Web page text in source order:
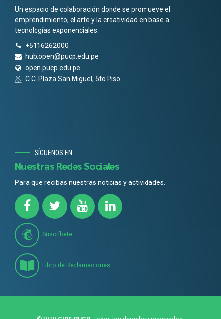
Un espacio de colaboración donde se promueve el
emprendimiento, el arte y la creatividad en base a
tecnologías exponenciales.
+5116262000
hub.open@pucp.edu.pe
open.pucp.edu.pe
C.C. Plaza San Miguel, 5to Piso
SÍGUENOS EN
Nuestras Redes Sociales
Para que recibas nuestras noticias y actividades.
Suscríbete
Libro de Reclamaciones